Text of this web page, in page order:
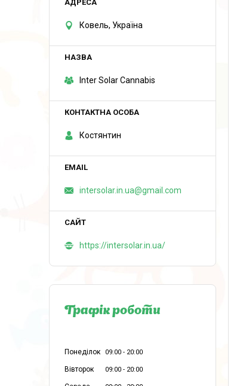
Ковель, Україна
Inter Solar Cannabis
Костянтин
intersolar.in.ua@gmail.com
https://intersolar.in.ua/
Графік роботи
Понеділок 09:00 20:00
Вівторок 09:00 20:00